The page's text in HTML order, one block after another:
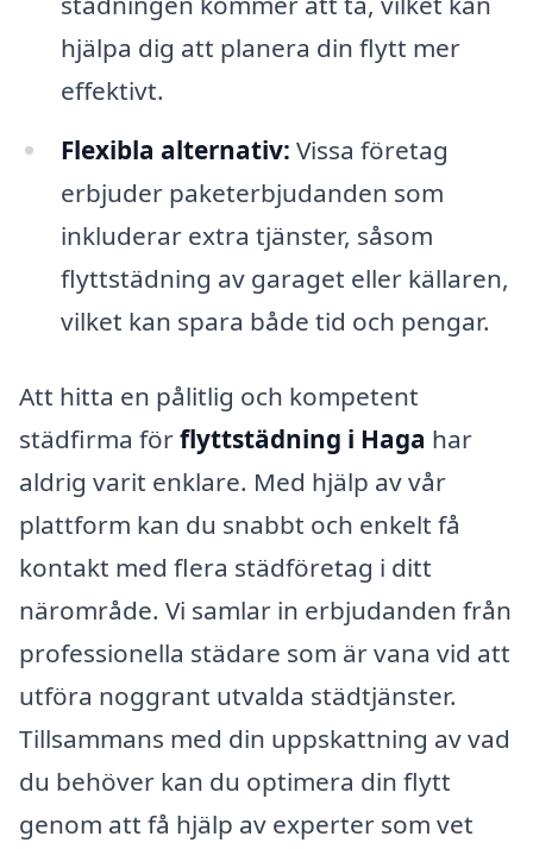
hjälpa dig att planera din flytt mer
effektivt.
Flexibla alternativ: Vissa företag
erbjuder paketerbjudanden som
inkluderar extra tjänster, såsom
flyttstädning av garaget eller källaren,
vilket kan spara både tid och pengar.
Att hitta en pålitlig och kompetent
städfirma förflyttstädning i Haga har
aldrig varit enklare. Med hjälp av vår
plattform kan du snabbt och enkelt få
kontakt med flera städföretag i ditt
närområde. Vi samlar in erbjudanden från
professionella städare som är vana vid att
utföra noggrant utvalda städtjänster.
Tillsammans med din uppskattning av vad
du behöver kan du optimera din flytt
genom att få hjälp av experter som vet